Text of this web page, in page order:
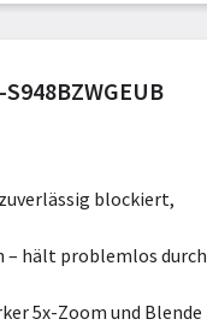
blockiert,
– hält problemlos durch
5x-Zoom und Blende